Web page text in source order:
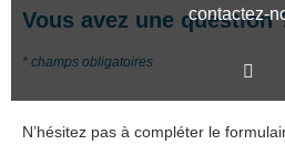
contactez-
Vous avez une question
* champs obligatoires
N’hésitez pas à compléter le